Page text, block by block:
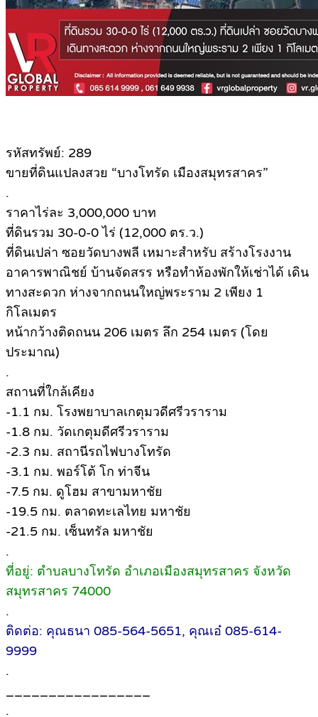
รหัสทรัพย์: 289
ขายที่ดินแปลงสวย “บางโทรัด เมืองสมุทรสาคร”
.
ราคาไร่ละ 3,000,000 บาท
ที่ดินรวม 30-0-0 ไร่ (12,000 ตร.ว.)
ที่ดินเปล่า ซอยวัดบางพลี เหมาะสำหรับ สร้างโรงงาน
อาคารพาณิชย์ บ้านจัดสรร หรือทำห้องพักให้เช่าได้ เดิน
ทางสะดวก ห่างจากถนนใหญ่พระราม 2 เพียง 1
กิโลเมตร
หน้ากว้างติดถนน 206 เมตร ลึก 254 เมตร (โดย
ประมาณ)
.
สถานที่ใกล้เคียง
-1.1 กม. โรงพยาบาลเกตุมวดีศรีวราราม
-1.8 กม. วัดเกตุมดีศรีวราราม
-2.3 กม. สถานีรถไฟบางโทรัด
-3.1 กม. พอร์โต้ โก ท่าจีน
-7.5 กม. ดูโฮม สาขามหาชัย
-19.5 กม. ตลาดทะเลไทย มหาชัย
-21.5 กม. เซ็นทรัล มหาชัย
.
ที่อยู่: ตำบลบางโทรัด อำเภอเมืองสมุทรสาคร จังหวัด
สมุทรสาคร 74000
.
ติดต่อ: คุณธนา 085-564-5651, คุณเอ๋ 085-614-
9999
.
.